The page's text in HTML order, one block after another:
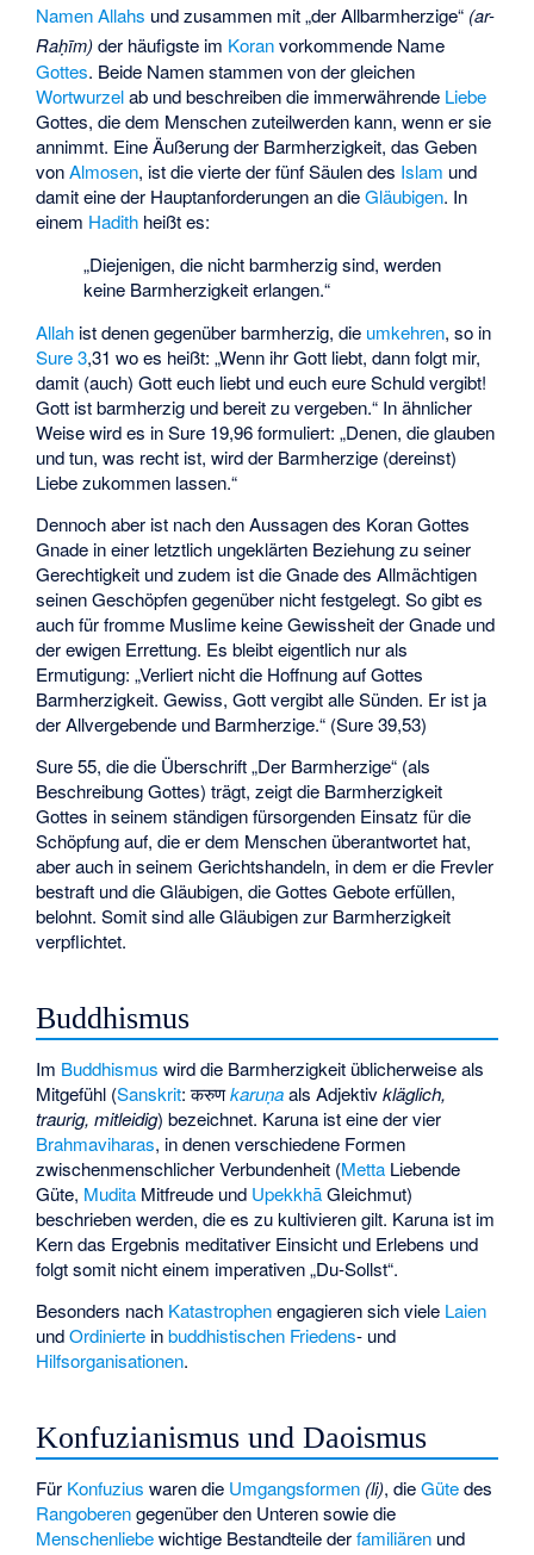
Namen Allahs und zusammen mit „der Allbarmherzige“ (ar-
Raḥīm)der häufigste im Koranvorkommende Name
Gottes. Beide Namen stammen von der gleichen
Wortwurzelab und beschreiben die immerwährende Liebe
Gottes, die dem Menschen zuteilwerden kann, wenn er sie
annimmt. Eine Äußerung der Barmherzigkeit, das Geben
vonAlmosen, ist die vierte der fünf Säulen des Islam und
damit eine der Hauptanforderungen an dieGläubigen. In
einem Hadith heißt es:
„Diejenigen, die nicht barmherzig sind, werden
keine Barmherzigkeit erlangen.“
Allah ist denen gegenüber barmherzig, die umkehren, so in
Sure 3,31 wo es heißt: „Wenn ihr Gott liebt, dann folgt mir,
damit (auch) Gott euch liebt und euch eure Schuld vergibt!
Gott ist barmherzig und bereit zu vergeben.“ In ähnlicher
Weise wird es inSure 19,96 formuliert: „Denen, die glauben
und tun, was recht ist, wird der Barmherzige (dereinst)
Liebe zukommen lassen.“
Dennoch aber ist nach den Aussagen des Koran Gottes
Gnade in einer letztlich ungeklärten Beziehung zu seiner
Gerechtigkeit und zudem ist die Gnade des Allmächtigen
seinen Geschöpfen gegenüber nicht festgelegt. So gibt es
auch für fromme Muslime keine Gewissheit der Gnade und
der ewigen Errettung. Es bleibt eigentlich nur als
Ermutigung: „Verliert nicht die Hoffnung auf Gottes
Barmherzigkeit. Gewiss, Gott vergibt alle Sünden. Er ist ja
der Allvergebende und Barmherzige.“ (Sure 39,53)
Sure 55, die die Überschrift „Der Barmherzige“ (als
Beschreibung Gottes) trägt, zeigt die Barmherzigkeit
Gottes in seinem ständigen fürsorgenden Einsatz für die
Schöpfung auf, die er dem Menschen überantwortet hat,
aber auch in seinem Gerichtshandeln, in dem er die Frevler
bestraft und die Gläubigen, die Gottes Gebote erfüllen,
belohnt. Somit sind alle Gläubigen zur Barmherzigkeit
verpflichtet.
Buddhismus
Im Buddhismus wird die Barmherzigkeit üblicherweise als
Mitgefühl (Sanskrit: करुणkaruṇaals Adjektivkläglich,
traurig, mitleidig) bezeichnet. Karuna ist eine der vier
Brahmaviharas, in denen verschiedene Formen
zwischenmenschlicher Verbundenheit (Metta Liebende
Güte, Mudita Mitfreude und UpekkhāGleichmut)
beschrieben werden, die es zu kultivieren gilt. Karuna ist im
Kern das Ergebnis meditativer Einsicht und Erlebens und
folgt somit nicht einem imperativen „Du-Sollst“.
Besonders nach Katastrophenengagieren sich viele Laien
undOrdinierte inbuddhistischen Friedens- und
Hilfsorganisationen.
Konfuzianismus und Daoismus
Für Konfuzius waren die Umgangsformen (li), dieGütedes
Rangoberengegenüber den Unteren sowie die
Menschenliebewichtige Bestandteile derfamiliären und